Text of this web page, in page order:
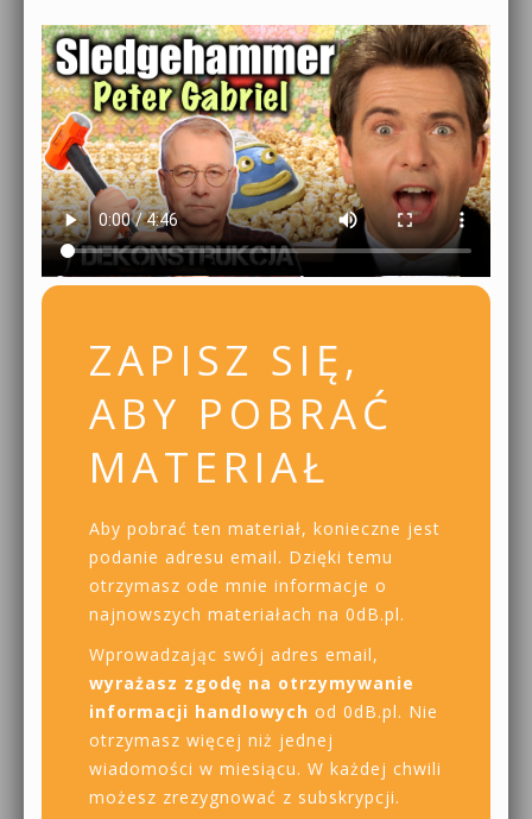
Wyszukiwanie
ZAPISZ SIĘ,
ABY POBRAĆ
MATERIAŁ
Aby pobrać ten materiał, konieczne jest
podanie adresu email. Dzięki temu
otrzymasz ode mnie informacje o
najnowszych materiałach na 0dB.pl.
Wprowadzając swój adres email,
wyrażasz zgodę na otrzymywanie
informacji handlowych od 0dB.pl. Nie
otrzymasz więcej niż jednej
wiadomości w miesiącu. W każdej chwili
możesz zrezygnować z subskrypcji.